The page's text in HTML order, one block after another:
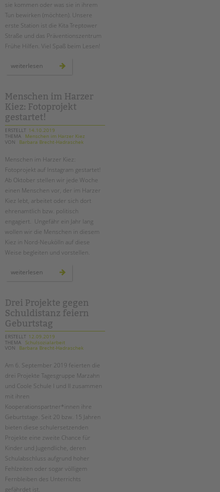
sie kommen oder was sie in ihrem
Tun bewirken (möchten). Unsere
erste Station ist die Kita Treptower
Straße und das Präventionszentrum
Frühe Hilfen. Viel Spaß beim Lesen!
weiterlesen menschen
Menschen im Harzer
Kiez: Fotoprojekt
gestartet!
ERSTELLT 14.10.2019
THEMA
Menschen im Harzer Kiez
VON
Barbara Brecht-Hadraschek
Menschen im Harzer Kiez:
Fotoprojekt auf Instagram gestartet!
Ab Oktober stellen wir jede Woche
einen Menschen vor, der im Harzer
Kiez lebt, arbeitet oder sich dort
ehrenamtlich bzw. politisch
engagiert. Ungefähr ein Jahr lang
wollen wir die Menschen in diesem
Kiez in Nord-Neukölln auf diese
Weise begleiten und vorstellen.
weiterlesen menschen
gestartet!
Drei Projekte gegen
Schuldistanz feiern
Geburtstag
ERSTELLT 12.09.2019
THEMA Schulsozialarbeit
VON
Barbara Brecht-Hadraschek
Am 6. September 2019 feierten die
drei Projekte Tagesgruppe Marzahn
und Coole Schule I und II zusammen
mit ihren
Kooperationspartner*innen ihre
Geburtstage. Seit 20 bzw. 15 Jahren
bieten diese schulersetzenden
Projekte eine zweite Chance für
Kinder und Jugendliche, deren
Schulabschluss aufgrund hoher
Fehlzeiten oder sogar völligem
Fernbleiben des Unterrichts
gefährdet ist.